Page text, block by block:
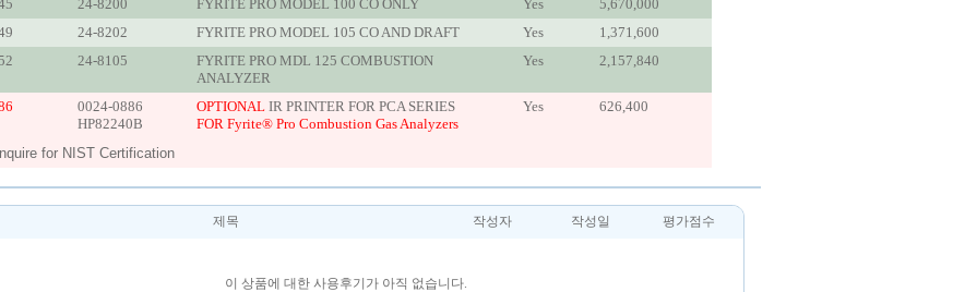
24-8200 FYRITE PRO MODEL 100 CO ONLY Yes
5,670,000
24-8202 FYRITE PRO MODEL 105 CO AND DRAFT Yes
1,371,600
24-8105
FYRITE PRO MDL 125 COMBUSTION
ANALYZER
Yes 2,157,840
0024-0886
HP82240B
OPTIONAL IR PRINTER FOR PCA SERIES
FOR Fyrite® Pro Combustion Gas Analyzers
Yes 626,400
for NIST Certification
제목 작성자 작성일 평가점수
이 상품에 대한 사용후기가 아직 없습니다.